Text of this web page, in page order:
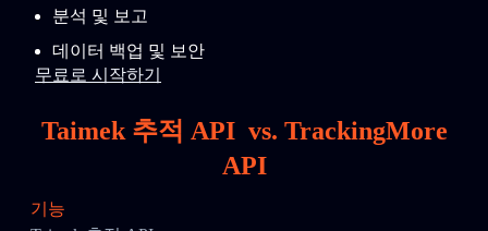
분석 및 보고
데이터 백업 및 보안
무료로 시작하기
Taimek 추적 API vs. TrackingMore
API
기능